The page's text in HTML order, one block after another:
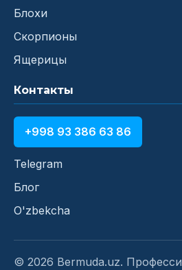
Блохи
Скорпионы
Ящерицы
Контакты
+998 93 386 63 86
Telegram
Блог
O'zbekcha
© 2026 Bermuda.uz.